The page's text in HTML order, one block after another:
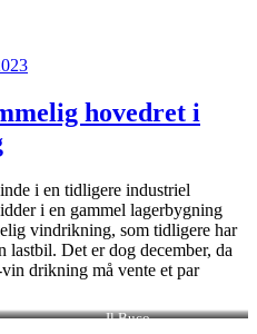
hovedret i
inde i en tidligere industriel
i en gammel lagerbygning
vindrikning, som tidligere har
Det er dog december, da
drikning må vente et par
Il Buco